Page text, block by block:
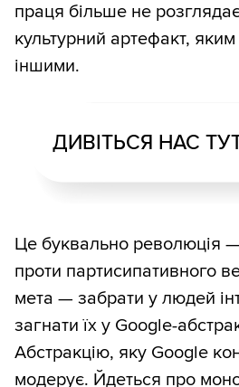
праця більше не
культурний артефакт,
іншими.
ДИВІТЬСЯ НАС
Це буквально революція
проти партисипативного
мета — забрати у людей
загнати їх у Google-
Абстракцію, яку Google
модерує. Йдеться про